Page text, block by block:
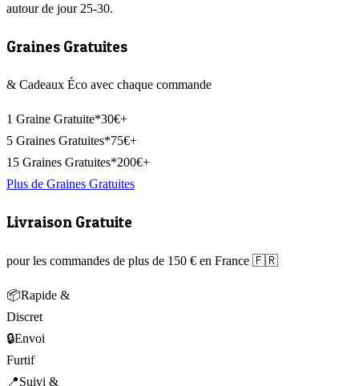
autour de jour 25-30.
Graines Gratuites
& Cadeaux Éco avec chaque commande
1 Graine Gratuite*30€+
5 Graines Gratuites*75€+
15 Graines Gratuites*200€+
Plus de Graines Gratuites
Livraison Gratuite
pour les commandes de plus de 150 € en France 🇫🇷
📦Rapide &
Discret
🔒Envoi
Furtif
📍Suivi &